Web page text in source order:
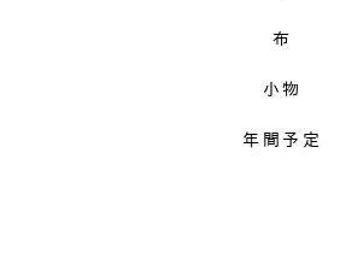
布
小物
年間予定